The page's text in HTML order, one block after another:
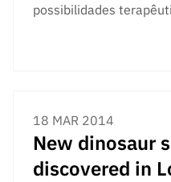
possibilidades
18 MAR 2014
New dinosaur
discovered in